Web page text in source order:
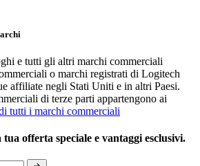
e tutti gli altri marchi commerciali
o marchi registrati di Logitech
affiliate negli Stati Uniti e in altri Paesi.
di terze parti appartengono ai
tutti i marchi commerciali
offerta speciale e vantaggi esclusivi.